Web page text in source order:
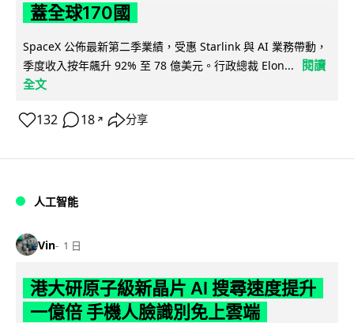
蓋全球170國
SpaceX 公佈最新第二季業績，受惠 Starlink 與 AI 業務帶動，
季度收入按年飆升 92% 至 78 億美元。行政總裁 Elon...
閱讀
全文
132 18 ↗ 分享
人工智能
Vin 1 日
港大研原子級新晶片 AI 搜尋速度提升
一億倍 手機人臉識別免上雲端